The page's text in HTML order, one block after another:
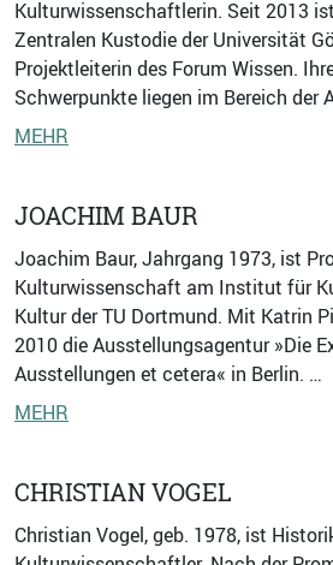
Kulturwissenschaftlerin. Seit 2013
Zentralen Kustodie der Universität
Projektleiterin des Forum Wissen.
Schwerpunkte liegen im Bereich der
MEHR
JOACHIM BAUR
Joachim Baur, Jahrgang 1973, ist
Kulturwissenschaft am Institut für
Kultur der TU Dortmund. Mit Katrin
2010 die Ausstellungsagentur »Die
Ausstellungen et cetera« in Berlin. …
MEHR
CHRISTIAN VOGEL
Christian Vogel, geb. 1978, ist